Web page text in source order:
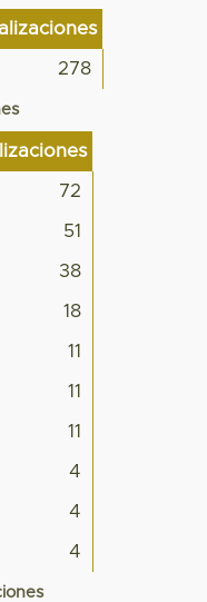
278
72
51
38
18
11
11
11
4
4
4